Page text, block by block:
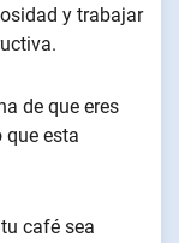
y trabajar
de que eres
esta
café sea